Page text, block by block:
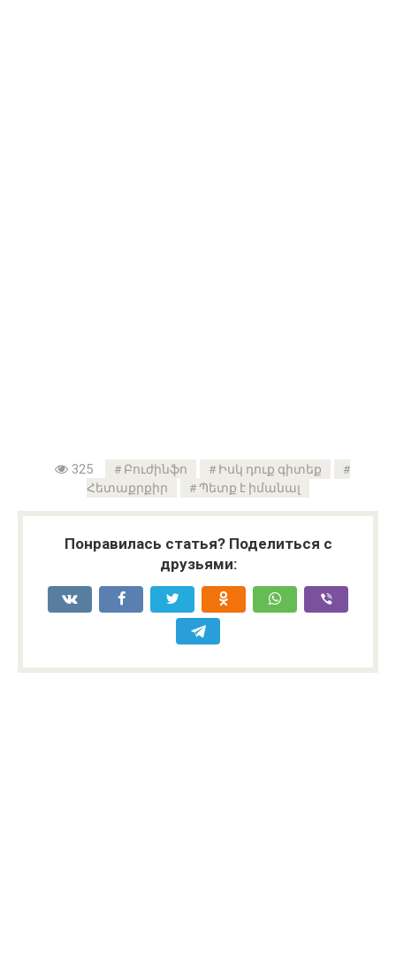
325 Բուժինֆո
Իսկ դուք գիտեք
Հետաքրքիր
Պետք է իմանալ
Понравилась статья? Поделиться с
друзьями: